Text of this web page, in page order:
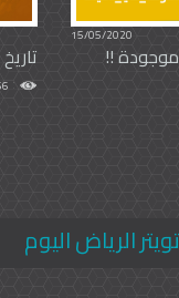
15/05/2020
موجودة !!
تويتر الرياض اليوم